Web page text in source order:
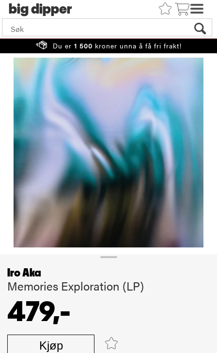
big
Du er 1 500 kroner unna å få fri frakt!
Iro Aka
Memories Exploration (LP)
479,-
Kjøp